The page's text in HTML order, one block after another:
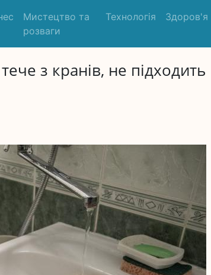
Мистецтво та
розваги
Технологія Здоров'я
з кранів, не підходить